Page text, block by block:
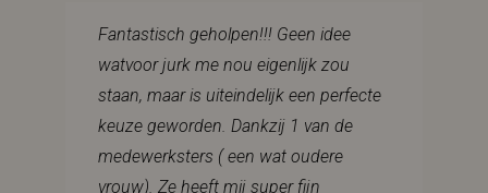
Fantastisch geholpen!!! Geen idee
watvoor jurk me nou eigenlijk zou
staan, maar is uiteindelijk een perfecte
keuze geworden. Dankzij 1 van de
medewerksters ( een wat oudere
vrouw). Ze heeft mij super fijn